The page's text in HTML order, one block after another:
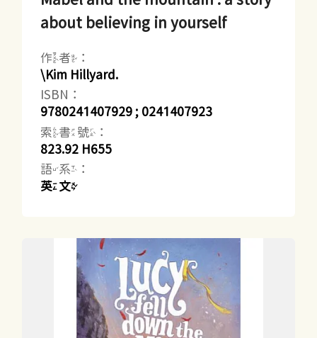
about believing in yourself
作者：
\Kim Hillyard.
ISBN：
9780241407929 ; 0241407923
索書號：
823.92 H655
語系：
英文